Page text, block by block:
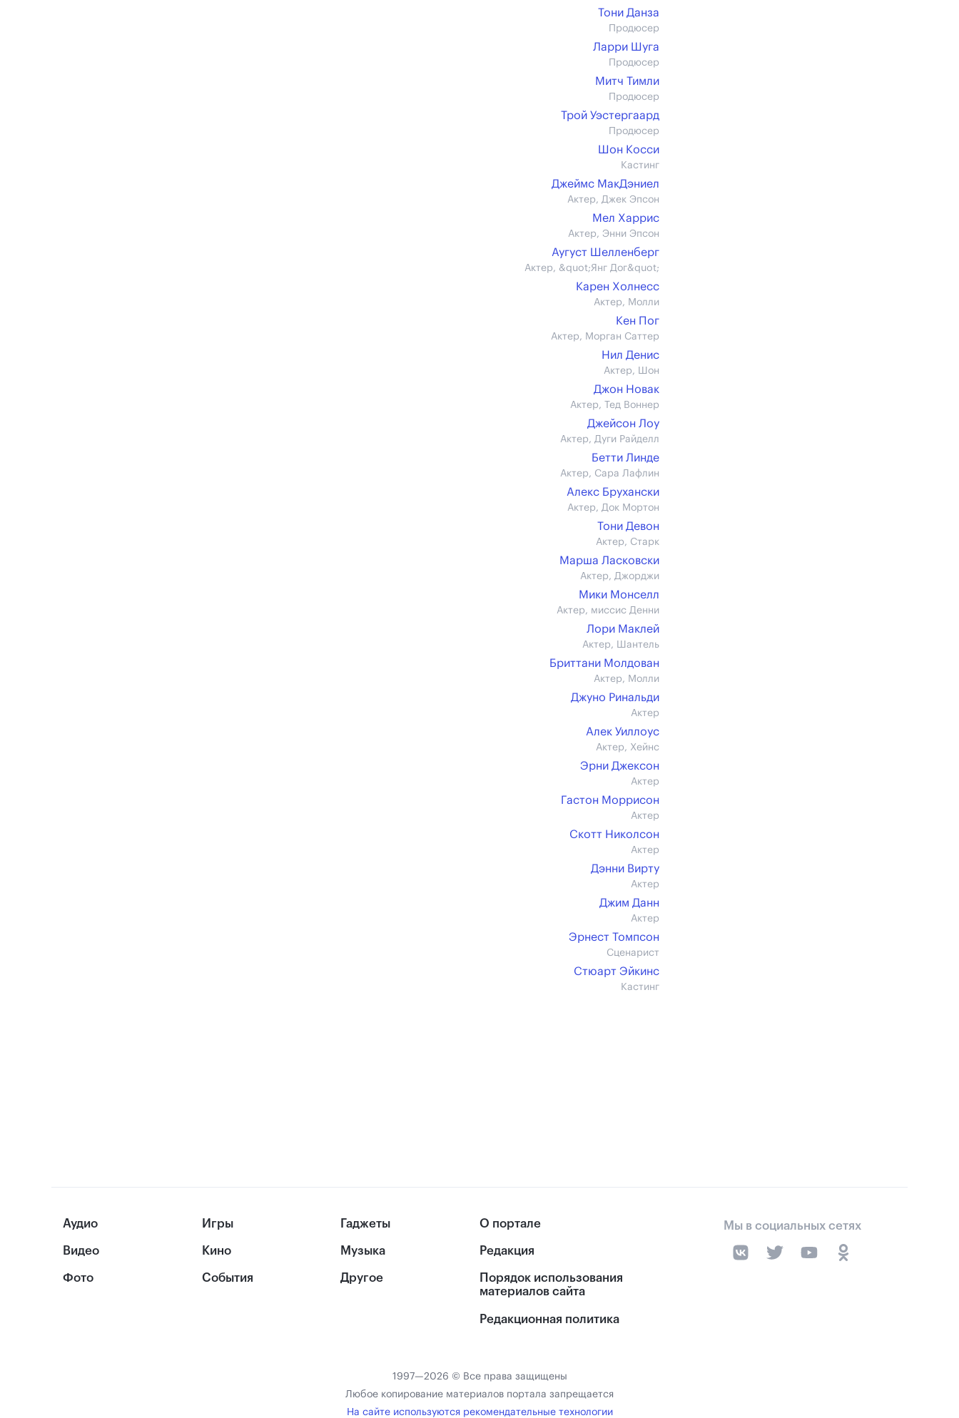
Тони Данза
Продюсер
Ларри Шуга
Продюсер
Митч Тимли
Продюсер
Трой Уэстергаард
Продюсер
Шон Косси
Кастинг
Джеймс МакДэниел
Актер, Джек Эпсон
Мел Харрис
Актер, Энни Эпсон
Аугуст Шелленберг
Актер, &quot;Янг Дог&quot;
Карен Холнесс
Актер, Молли
Кен Пог
Актер, Морган Саттер
Нил Денис
Актер, Шон
Джон Новак
Актер, Тед Воннер
Джейсон Лоу
Актер, Дуги Райделл
Бетти Линде
Актер, Сара Лафлин
Алекс Брухански
Актер, Док Мортон
Тони Девон
Актер, Старк
Марша Ласковски
Актер, Джорджи
Мики Монселл
Актер, миссис Денни
Лори Маклей
Актер, Шантель
Бриттани Молдован
Актер, Молли
Джуно Ринальди
Актер
Алек Уиллоус
Актер, Хейнс
Эрни Джексон
Актер
Гастон Моррисон
Актер
Скотт Николсон
Актер
Дэнни Вирту
Актер
Джим Данн
Актер
Эрнест Томпсон
Сценарист
Стюарт Эйкинс
Кастинг
Аудио
Видео
Фото
Игры
Кино
События
Гаджеты
Музыка
Другое
О портале
Редакция
Порядок использования
материалов сайта
Редакционная политика
Мы в социальных сетях
1997—2026 © Все права защищены
Любое копирование материалов портала запрещается
На сайте используются рекомендательные технологии